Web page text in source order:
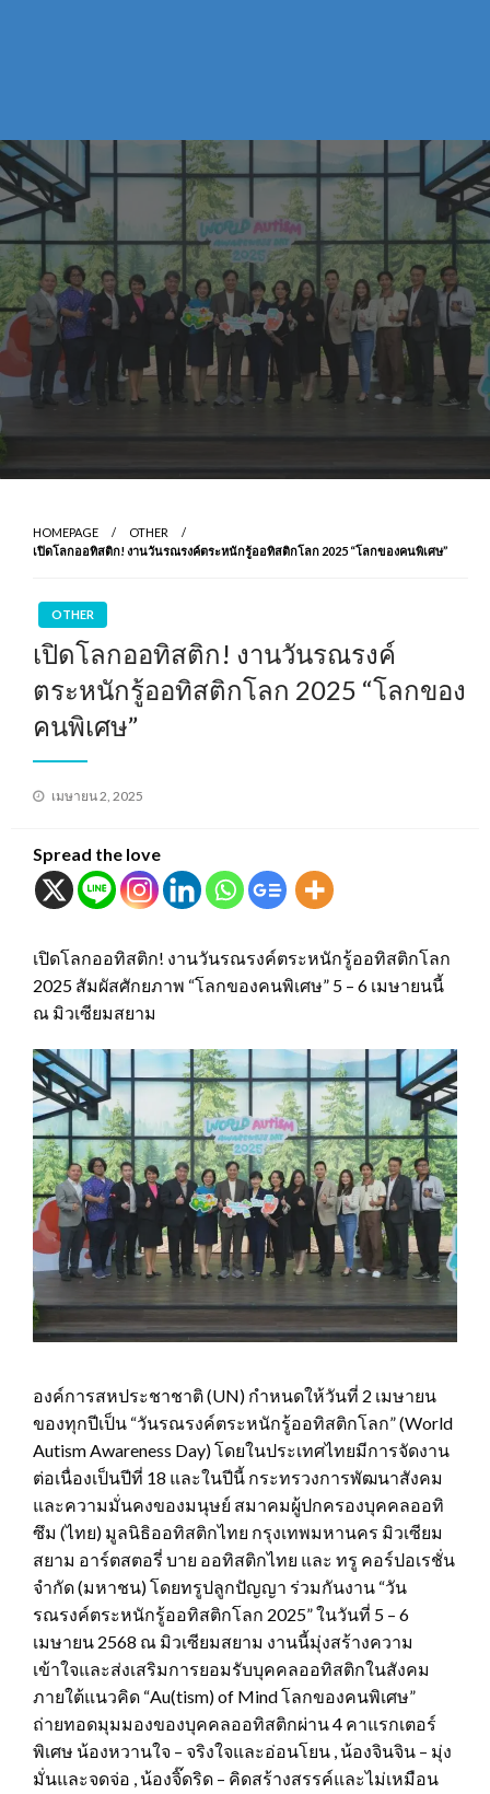
HOMEPAGE
OTHER
เปิดโลกออทิสติก! งานวันรณรงค์ตระหนักรู้ออทิสติกโลก 2025 “โลกของคนพิเศษ”
OTHER
เปิดโลกออทิสติก! งานวันรณรงค์
ตระหนักรู้ออทิสติกโลก 2025 “โลกของ
คนพิเศษ”
Posted
เมษายน 2, 2025
Spread the love
เปิดโลกออทิสติก! งานวันรณรงค์ตระหนักรู้ออทิสติกโลก
2025 สัมผัสศักยภาพ “โลกของคนพิเศษ” 5 – 6 เมษายนนี้
ณ มิวเซียมสยาม
องค์การสหประชาชาติ (UN) กำหนดให้วันที่ 2 เมษายน
ของทุกปีเป็น “วันรณรงค์ตระหนักรู้ออทิสติกโลก” (World
Autism Awareness Day) โดยในประเทศไทยมีการจัดงาน
ต่อเนื่องเป็นปีที่ 18 และในปีนี้ กระทรวงการพัฒนาสังคม
และความมั่นคงของมนุษย์ สมาคมผู้ปกครองบุคคลออทิ
ซึม (ไทย) มูลนิธิออทิสติกไทย กรุงเทพมหานคร มิวเซียม
สยาม อาร์ตสตอรี่ บาย ออทิสติกไทย และ ทรู คอร์ปอเรชั่น
จำกัด (มหาชน) โดยทรูปลูกปัญญา ร่วมกันงาน “วัน
รณรงค์ตระหนักรู้ออทิสติกโลก 2025” ในวันที่ 5 – 6
เมษายน 2568 ณ มิวเซียมสยาม งานนี้มุ่งสร้างความ
เข้าใจและส่งเสริมการยอมรับบุคคลออทิสติกในสังคม
ภายใต้แนวคิด “Au(tism) of Mind โลกของคนพิเศษ”
ถ่ายทอดมุมมองของบุคคลออทิสติกผ่าน 4 คาแรกเตอร์
พิเศษ น้องหวานใจ – จริงใจและอ่อนโยน , น้องจินจิน – มุ่ง
มั่นและจดจ่อ , น้องจิ๊ดริด – คิดสร้างสรรค์และไม่เหมือน